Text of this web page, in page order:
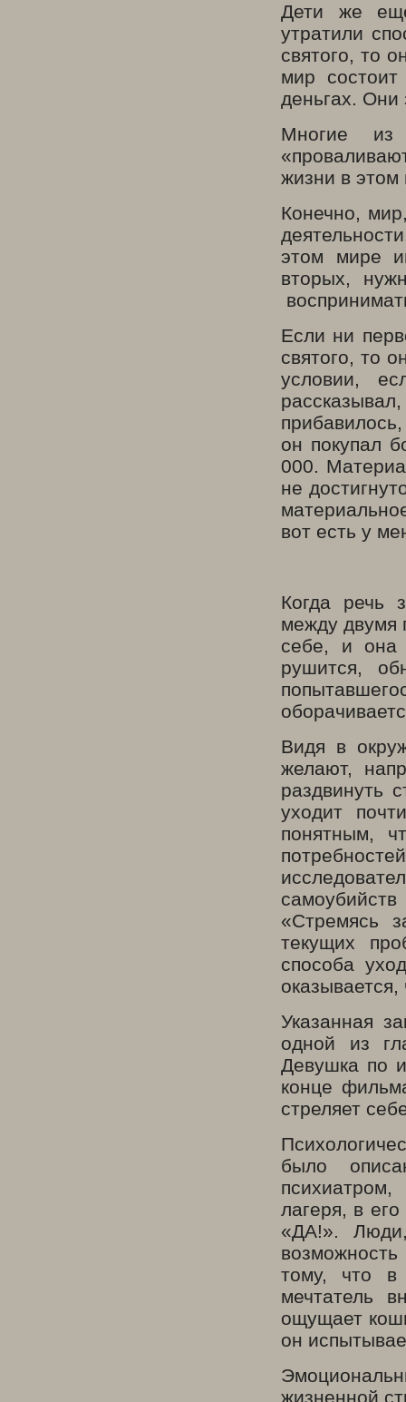
Дети же
утратили
святого, то
мир
деньгах.
Многие из
жизни в этом
Конечно,
этом мире
вторых,
Если ни
святого, то
условии,
он покупал
000.
не
вот есть у
Когда речь
между двумя
себе, и она
рушится,
Видя в
желают,
раздвинуть
уходит
понятным,
«Стремясь
текущих
способа
Указанная
одной из
Девушка по
конце
стреляет
было
лагеря, в
«ДА!».
тому, что в
мечтатель
ощущает
он
жизненной